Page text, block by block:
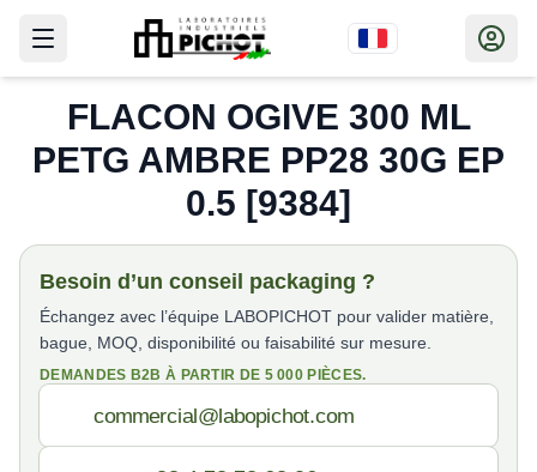
FLACON OGIVE 300 ML
PETG AMBRE PP28 30G EP
0.5 [9384]
Besoin d’un conseil packaging ?
Échangez avec l’équipe LABOPICHOT pour valider matière,
bague, MOQ, disponibilité ou faisabilité sur mesure.
DEMANDES B2B À PARTIR DE 5 000 PIÈCES.